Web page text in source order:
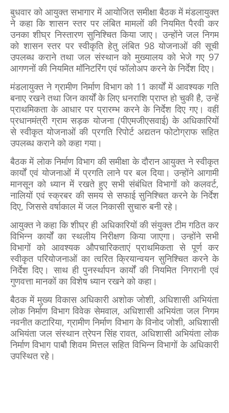
बुधवार को आयुक्त सभागार में आयोजित समीक्षा बैठक में मंडलायुक्त
ने कहा कि शासन स्तर पर लंबित मामलों की नियमित पैरवी कर
उनका शीघ्र निस्तारण सुनिश्चित किया जाए। उन्होंने जल निगम
को शासन स्तर पर स्वीकृति हेतु लंबित 98 योजनाओं की सूची
उपलब्ध कराने तथा जल संस्थान को मुख्यालय को भेजे गए 97
आगणनों की नियमित मॉनिटरिंग एवं फॉलोअप करने के निर्देश दिए।
मंडलायुक्त ने ग्रामीण निर्माण विभाग को 11 कार्यों में आवश्यक गति
बनाए रखने तथा जिन कार्यों के लिए धनराशि प्राप्त हो चुकी है, उन्हें
प्राथमिकता के आधार पर प्रारम्भ करने के निर्देश दिए गए। वहीं
प्रधानमंत्री ग्राम सड़क योजना (पीएमजीएसवाई) के अधिकारियों
से स्वीकृत योजनाओं की प्रगति रिपोर्ट अद्यतन फोटोग्राफ सहित
उपलब्ध कराने को कहा गया।
बैठक में लोक निर्माण विभाग की समीक्षा के दौरान आयुक्त ने स्वीकृत
कार्यों एवं योजनाओं में प्रगति लाने पर बल दिया। उन्होंने आगामी
मानसून को ध्यान में रखते हुए सभी संबंधित विभागों को कलवर्ट,
नालियों एवं स्क्रबर की समय से सफाई सुनिश्चित करने के निर्देश
दिए, जिससे वर्षाकाल में जल निकासी सुचारु बनी रहे।
आयुक्त ने कहा कि शीघ्र ही अधिकारियों की संयुक्त टीम गठित कर
विभिन्न कार्यों का स्थलीय निरीक्षण किया जाएगा। उन्होंने सभी
विभागों को आवश्यक औपचारिकताएं प्राथमिकता से पूर्ण कर
स्वीकृत परियोजनाओं का त्वरित क्रियान्वयन सुनिश्चित करने के
निर्देश दिए। साथ ही पुनर्स्थापन कार्यों की नियमित निगरानी एवं
गुणवत्ता मानकों का विशेष ध्यान रखने को कहा।
बैठक में मुख्य विकास अधिकारी अशोक जोशी, अधिशासी अभियंता
लोक निर्माण विभाग विवेक सेमवाल, अधिशासी अभियंता जल निगम
नवनीत कटारिया, ग्रामीण निर्माण विभाग के विनोद जोशी, अधिशासी
अभियंता जल संस्थान त्रेपन सिंह रावत, अधिशासी अभियंता लोक
निर्माण विभाग पाबौ शिवम मित्तल सहित विभिन्न विभागों के अधिकारी
उपस्थित रहे।